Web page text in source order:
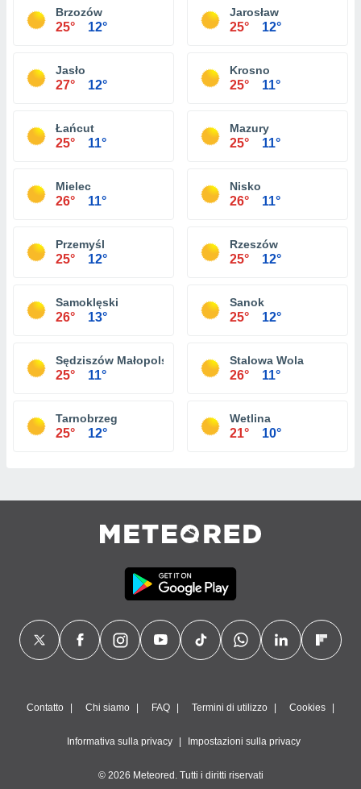
Brzozów
25° 12°
Jarosław
25° 12°
Jasło
27° 12°
Krosno
25° 11°
Łańcut
25° 11°
Mazury
25° 11°
Mielec
26° 11°
Nisko
26° 11°
Przemyśl
25° 12°
Rzeszów
25° 12°
Samoklęski
26° 13°
Sanok
25° 12°
Sędziszów Małopolski
25° 11°
Stalowa Wola
26° 11°
Tarnobrzeg
25° 12°
Wetlina
21° 10°
Contatto Chi siamo FAQ Termini di utilizzo Cookies
Informativa sulla privacy Impostazioni sulla privacy
© 2026 Meteored. Tutti i diritti riservati